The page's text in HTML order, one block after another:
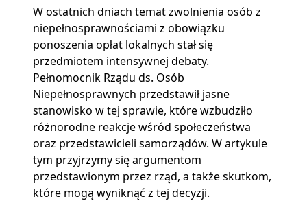
W ostatnich dniach temat zwolnienia osób z
niepełnosprawnościami z obowiązku
ponoszenia opłat lokalnych stał się
przedmiotem intensywnej debaty.
Pełnomocnik Rządu ds. Osób
Niepełnosprawnych przedstawił jasne
stanowisko w tej sprawie, które wzbudziło
różnorodne reakcje wśród społeczeństwa
oraz przedstawicieli samorządów. W artykule
tym przyjrzymy się argumentom
przedstawionym przez rząd, a także skutkom,
które mogą wyniknąć z tej decyzji.